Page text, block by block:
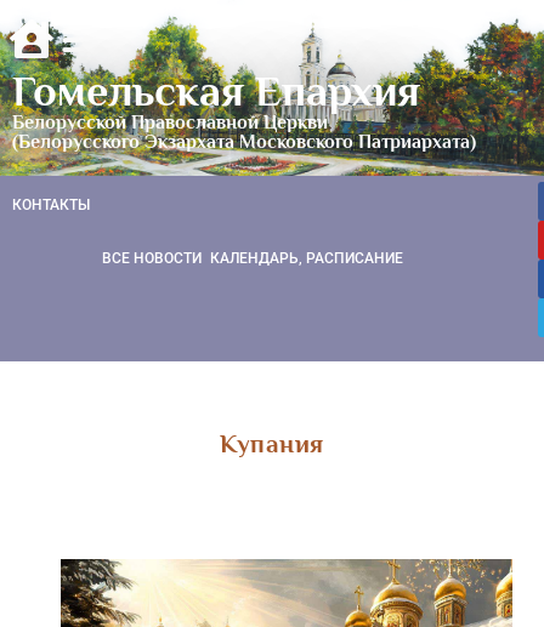
Гомельская Епархия
Белорусской Православной Церкви
(Белорусского Экзархата Московского Патриархата)
КОНТАКТЫ
ВСЕ НОВОСТИ КАЛЕНДАРЬ, РАСПИСАНИЕ
Купания